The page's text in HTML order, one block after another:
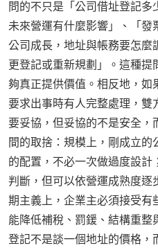
問的不只是「公司借址登記
未來營運有什麼影響」、「
公司成長，地址與帳務要怎
更登記或重新規劃」。這種
夠真正提供價值。相反地，
要求出事時有人完整處理，
要妥協，但妥協的不是安全
間的取捨：規模上，剛成立
的配置，不必一次做過度設
判斷，但可以依營運成熟度
期主義上，企業主必須接受
能降低補稅、罰鍰、結構重
登記不是談一個地址的價格